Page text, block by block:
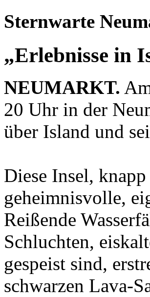
Sternwarte
„Erlebnisse in
NEUMARKT.
20 Uhr in der
über Island und
Diese Insel,
geheimnisvolle,
Reißende
Schluchten,
gespeist sind,
schwarzen Lava-